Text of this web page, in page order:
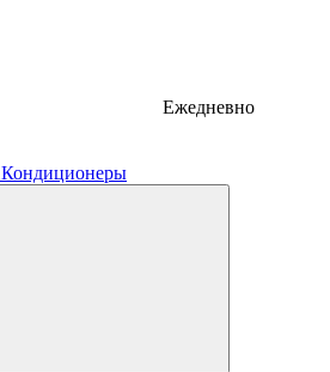
Ежедневно
Кондиционеры